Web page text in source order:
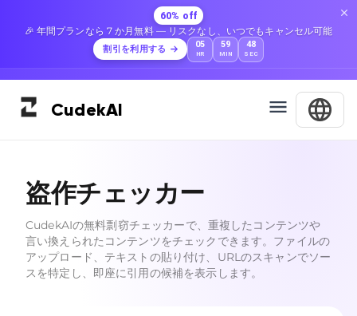
60% off
🎉 年間プランなら 7 か月無料 — リスクなし、いつでもキャンセル可能
割引を利用する 05
HR
59
MIN
47
SEC
CudekAI
盗作チェッカー
CudekAIの無料剽窃チェッカーで、重複したコンテンツや
言い換えられたコンテンツをチェックできます。ファイルの
アップロード、テキストの貼り付け、URLのスキャンでソー
スを特定し、即座に引用の候補を表示します。